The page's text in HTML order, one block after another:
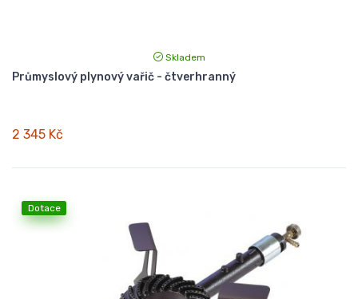
Skladem
Průmyslový plynový vařič - čtverhranný
2 345 Kč
Dotace